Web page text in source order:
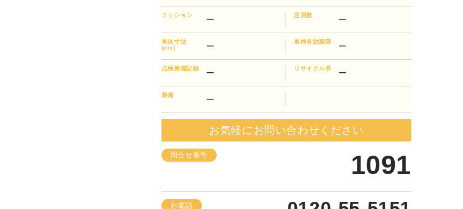
ミッション ー 定員数 ー
車体寸法
(cm)
ー 車検有効期限 ー
点検整備記録 ー リサイクル券 ー
装備 ー
お気軽にお問い合わせください
問合せ番号 1091
お電話